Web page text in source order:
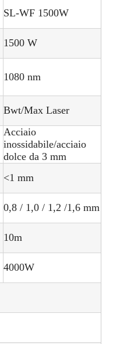
SL-WF 1500W
1500 W
1080 nm
Bwt/Max Laser
Acciaio
inossidabile/acciaio
dolce da 3 mm
<1 mm
0,8 / 1,0 / 1,2 /1,6 mm
10m
4000W